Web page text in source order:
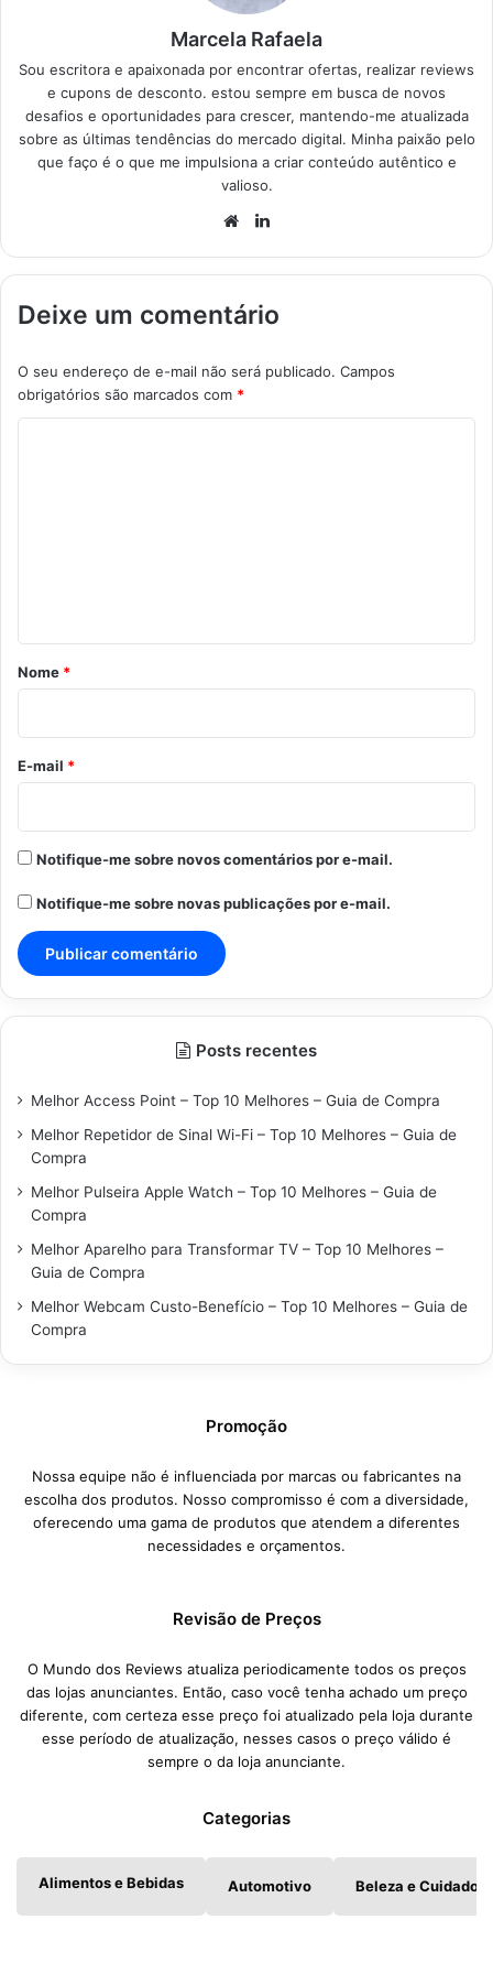
Marcela Rafaela
Sou escritora e apaixonada por encontrar ofertas, realizar reviews
e cupons de desconto. estou sempre em busca de novos
desafios e oportunidades para crescer, mantendo-me atualizada
sobre as últimas tendências do mercado digital. Minha paixão pelo
que faço é o que me impulsiona a criar conteúdo autêntico e
valioso.
Website
Deixe um comentário
O seu endereço de e-mail não será publicado. Campos
obrigatórios são marcados com *
r
o
*
Nome *
E-mail *
Notifique-me sobre novos comentários por e-mail.
Notifique-me sobre novas publicações por e-mail.
Posts recentes
Melhor Access Point – Top 10 Melhores – Guia de Compra
Melhor Repetidor de Sinal Wi-Fi – Top 10 Melhores – Guia de
Compra
Melhor Pulseira Apple Watch – Top 10 Melhores – Guia de
Compra
Melhor Aparelho para Transformar TV – Top 10 Melhores –
Guia de Compra
Melhor Webcam Custo-Benefício – Top 10 Melhores – Guia de
Compra
Promoção
Nossa equipe não é influenciada por marcas ou fabricantes na
escolha dos produtos. Nosso compromisso é com a diversidade,
oferecendo uma gama de produtos que atendem a diferentes
necessidades e orçamentos.
Revisão de Preços
O Mundo dos Reviews atualiza periodicamente todos os preços
das lojas anunciantes. Então, caso você tenha achado um preço
diferente, com certeza esse preço foi atualizado pela loja durante
esse período de atualização, nesses casos o preço válido é
sempre o da loja anunciante.
Categorias
Alimentos e Bebidas Automotivo Beleza e Cuidados